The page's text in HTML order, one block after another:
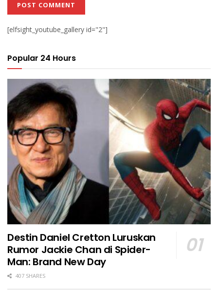
[elfsight_youtube_gallery id="2"]
Popular 24 Hours
Destin Daniel Cretton Luruskan
Rumor Jackie Chan di Spider-
Man: Brand New Day
407 SHARES